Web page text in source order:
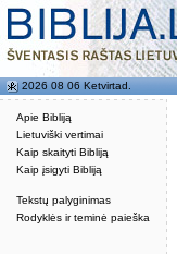
Apie Bibliją
Lietuviški vertimai
Kaip skaityti Bibliją
Kaip įsigyti Bibliją
Tekstų palyginimas
Rodyklės ir teminė paieška
2026 08 06 Ketvirtad.